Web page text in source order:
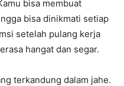
bisa membuat
bisa dinikmati setiap
setelah pulang kerja
hangat dan segar.
terkandung dalam jahe.